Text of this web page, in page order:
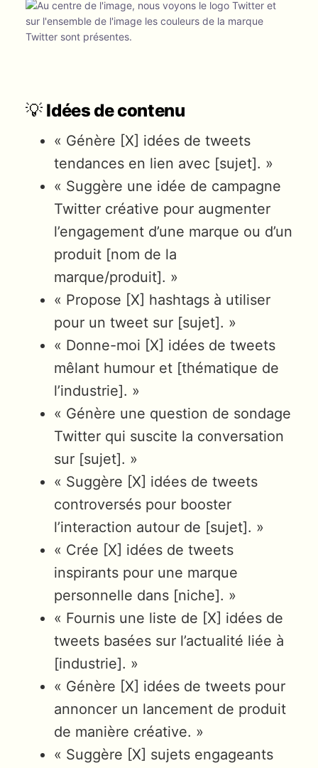
💡 Idées de contenu
« Génère [X] idées de tweets
tendances en lien avec [sujet]. »
« Suggère une idée de campagne
Twitter créative pour augmenter
l’engagement d’une marque ou d’un
produit [nom de la
marque/produit]. »
« Propose [X] hashtags à utiliser
pour un tweet sur [sujet]. »
« Donne-moi [X] idées de tweets
mêlant humour et [thématique de
l’industrie]. »
« Génère une question de sondage
Twitter qui suscite la conversation
sur [sujet]. »
« Suggère [X] idées de tweets
controversés pour booster
l’interaction autour de [sujet]. »
« Crée [X] idées de tweets
inspirants pour une marque
personnelle dans [niche]. »
« Fournis une liste de [X] idées de
tweets basées sur l’actualité liée à
[industrie]. »
« Génère [X] idées de tweets pour
annoncer un lancement de produit
de manière créative. »
« Suggère [X] sujets engageants